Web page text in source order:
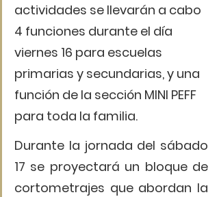
actividades se llevarán a cabo
4 funciones durante el día
viernes 16 para escuelas
primarias y secundarias, y una
función de la sección MINI PEFF
para toda la familia.
Durante la jornada del sábado
17 se proyectará un bloque de
cortometrajes que abordan la